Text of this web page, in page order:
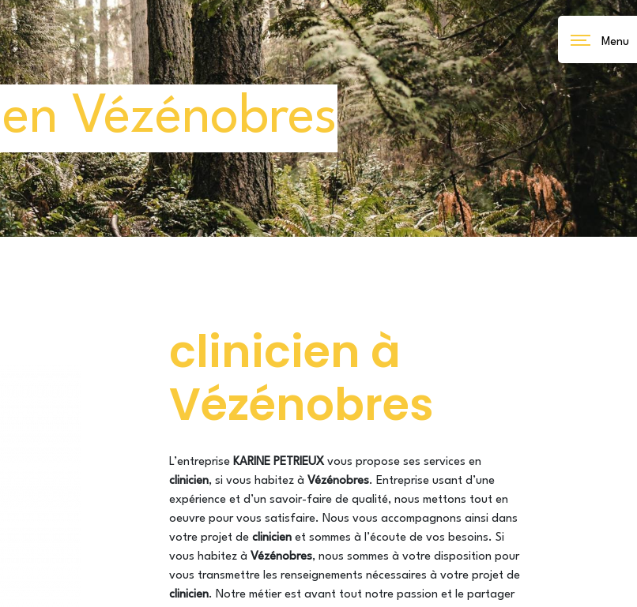
Menu
Vézénobres
clinicien à
Vézénobres
L’entreprise KARINE PETRIEUXvous propose ses services en
clinicien, si vous habitez à Vézénobres. Entreprise usant d’une
expérience et d’un savoir-faire de qualité, nous mettons tout en
oeuvre pour vous satisfaire. Nous vous accompagnons ainsi dans
votre projet de clinicien et sommes à l’écoute de vos besoins. Si
vous habitez à Vézénobres, nous sommes à votre disposition pour
vous transmettre les renseignements nécessaires à votre projet de
clinicien. Notre métier est avant tout notre passion et le partager